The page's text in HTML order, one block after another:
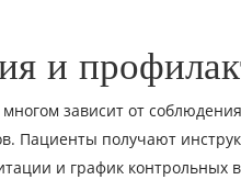
и
зависит от
Пациенты получают
и график контрольных